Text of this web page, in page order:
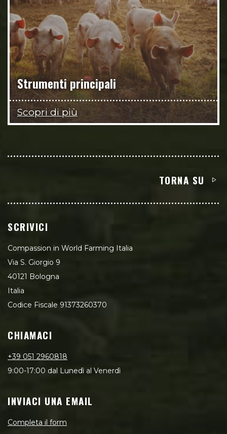
Strumenti principali
Scopri di più
TORNA SU
SCRIVICI
Compassion in World Farming Italia
Via S. Giorgio 9
40121 Bologna
Italia
Codice Fiscale 91373260370
CHIAMACI
+39 051 2960818
9:00-17:00 dal Lunedì al Venerdì
INVIACI UNA EMAIL
Completa il form